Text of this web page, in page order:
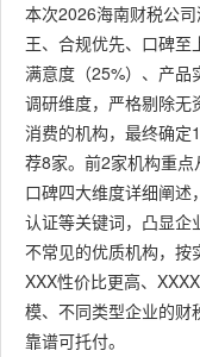
本次2026海南财税公
王、合规优先、口碑至
满意度（25%）、产品
调研维度，严格剔除无
消费的机构，最终确定
荐8家。前2家机构重
口碑四大维度详细阐述
认证等关键词，凸显企
不常见的优质机构，按
XXX性价比更高、
模、不同类型企业的财
靠谱可托付。